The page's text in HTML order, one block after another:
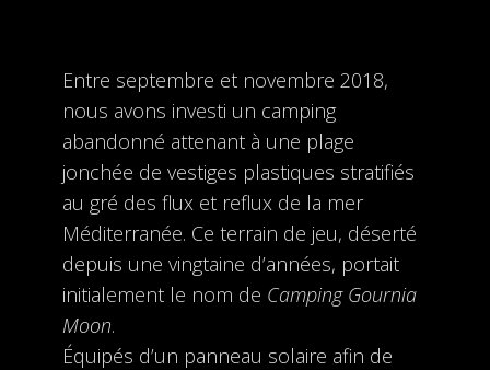
Entre septembre et novembre 2018,
nous avons investi un camping
abandonné attenant à une plage
jonchée de vestiges plastiques stratifiés
au gré des flux et reflux de la mer
Méditerranée. Ce terrain de jeu, déserté
depuis une vingtaine d’années, portait
initialement le nom de Camping Gournia
Moon.
Équipés d’un panneau solaire afin de